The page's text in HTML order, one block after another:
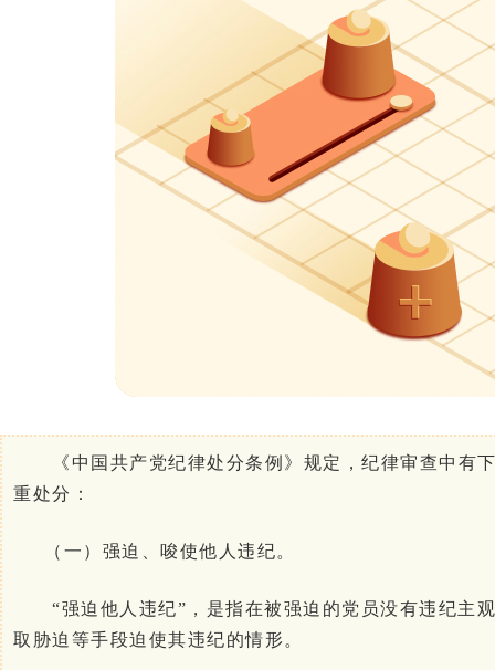
《中国共产党纪律处分条例》规定，纪律审查中有
重处分：
（一）强迫、唆使他人违纪。
“强迫他人违纪”，是指在被强迫的党员没有违纪主
取胁迫等手段迫使其违纪的情形。